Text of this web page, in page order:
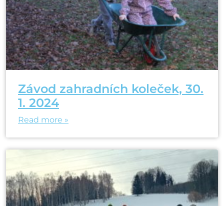
Závod zahradních koleček, 30.
1. 2024
Read more »